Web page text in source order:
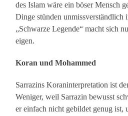
des Islam wäre ein böser Mensch
Dinge stünden unmissverständlich
„Schwarze Legende“ macht sich
eigen.
Koran und Mohammed
Sarrazins Koraninterpretation ist
Weniger, weil Sarrazin bewusst
er einfach nicht gebildet genug ist,